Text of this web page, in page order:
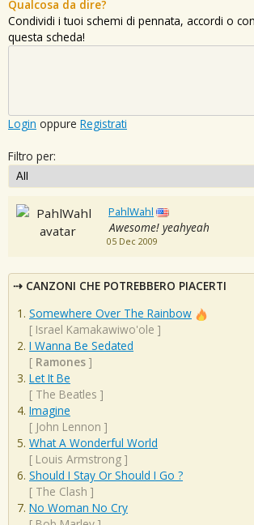
Qualcosa da dire?
Condividi i tuoi schemi di pennata, accordi o
questa scheda!
Login oppure Registrati
Filtro per:
PahlWahl
Awesome! yeahyeah
05 Dec 2009
CANZONI CHE POTREBBERO PIACERTI
Somewhere Over The Rainbow
[ Israel Kamakawiwo'ole ]
I Wanna Be Sedated
[ Ramones ]
Let It Be
[ The Beatles ]
Imagine
[ John Lennon ]
What A Wonderful World
[ Louis Armstrong ]
Should I Stay Or Should I Go ?
[ The Clash ]
No Woman No Cry